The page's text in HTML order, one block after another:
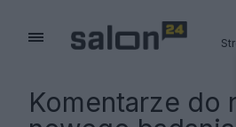
Komentarze do